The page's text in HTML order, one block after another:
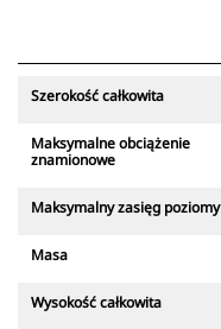
Szerokość całkowita
Maksymalne obciążenie
znamionowe
Maksymalny zasięg poziomy
Masa
Wysokość całkowita